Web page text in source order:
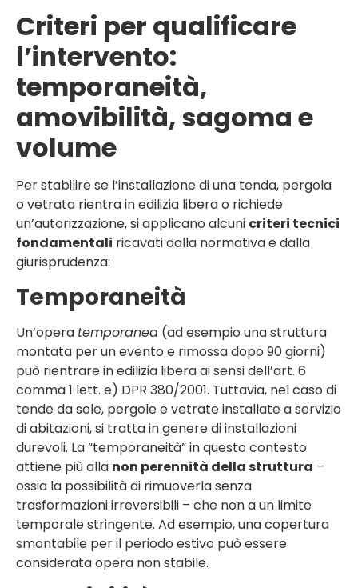
Criteri per qualificare
l’intervento:
temporaneità,
amovibilità, sagoma e
volume
Per stabilire se l’installazione di una tenda, pergola
o vetrata rientra in edilizia libera o richiede
un’autorizzazione, si applicano alcuni criteri tecnici
fondamentali ricavati dalla normativa e dalla
giurisprudenza:
Temporaneità
Un’opera temporanea (ad esempio una struttura
montata per un evento e rimossa dopo 90 giorni)
può rientrare in edilizia libera ai sensi dell’art. 6
comma 1 lett. e) DPR 380/2001. Tuttavia, nel caso di
tende da sole, pergole e vetrate installate a servizio
di abitazioni, si tratta in genere di installazioni
durevoli. La “temporaneità” in questo contesto
attiene più alla non perennità della struttura –
ossia la possibilità di rimuoverla senza
trasformazioni irreversibili – che non a un limite
temporale stringente. Ad esempio, una copertura
smontabile per il periodo estivo può essere
considerata opera non stabile.